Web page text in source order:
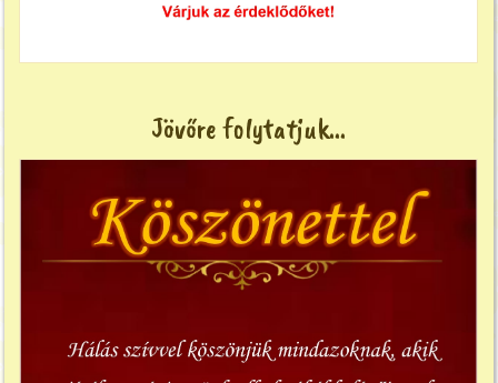
Jövőre folytatjuk...